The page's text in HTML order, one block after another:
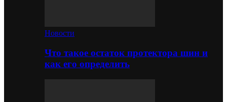
Новости
Что такое остаток протектора шин и
как его определить